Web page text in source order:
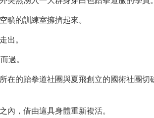
曠的訓練室擁擠起來。
出。
過。
在的跆拳道社團與夏飛創立的國術社團
內，借由這具身體重新複活。